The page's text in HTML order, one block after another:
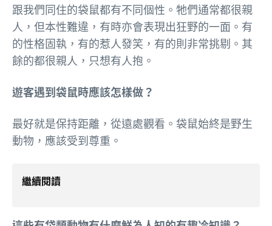
跟我們同住的袋鼠都有不同個性。牠們通常都很親
人，但本性難違，有時亦會表現出狂野的一面。有
的性格固執，有的惹人發笑，有的則非常挑剔。其
餘的都很親人，只想有人抱。
遊客遇到袋鼠時應該怎樣做？
最好就是保持距離，從遠處觀看。袋鼠始終是野生
動物，應該受到尊重。
繼續閱讀